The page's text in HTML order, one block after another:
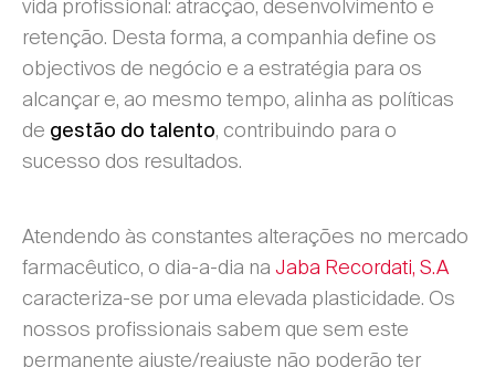
vida profissional: atracção, desenvolvimento e
retenção. Desta forma, a companhia define os
objectivos de negócio e a estratégia para os
alcançar e, ao mesmo tempo, alinha as políticas
de gestão do talento, contribuindo para o
sucesso dos resultados.
Atendendo às constantes alterações no mercado
farmacêutico, o dia-a-dia na Jaba Recordati, S.A
caracteriza-se por uma elevada plasticidade. Os
nossos profissionais sabem que sem este
permanente ajuste/reajuste não poderão ter